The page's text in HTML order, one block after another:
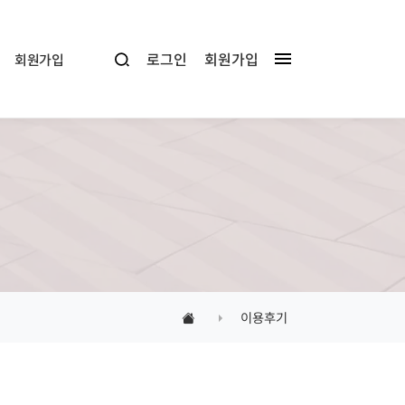
회원가입 로그인 회원가입
이용후기